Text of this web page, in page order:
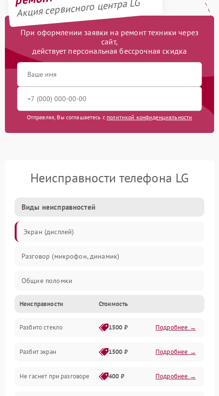
Акция сервисного центра LG
При оформлении заявки на ремонт техники через
сайт,
действует персональная бессрочная скидка
Отправляя, Вы соглашаетесь с политикой конфиденциальности
Неисправности телефона LG
Виды неисправностей
Экран (дисплей)
Разговор (микрофон, динамик)
Общие поломки
Проблемы связи
Камеры
Проблемы с дисплеем и сенсором
Зарядка
Неисправности Стоимость
Разбито стекло 1500 ₽ Подробнее →
Разбит экран 1500 ₽ Подробнее →
Не гаснет при разговоре 400 ₽ Подробнее →